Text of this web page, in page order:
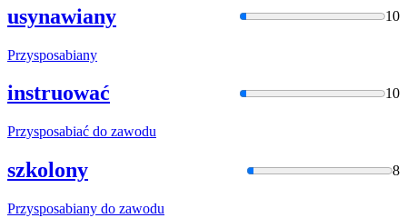
usynawiany 10
Przysposabiany
instruować 10
Przysposabiać do zawodu
szkolony 8
Przysposabiany do zawodu